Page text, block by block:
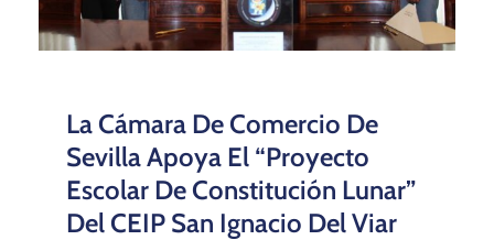
La Cámara De Comercio De
Sevilla Apoya El “Proyecto
Escolar De Constitución Lunar”
Del CEIP San Ignacio Del Viar